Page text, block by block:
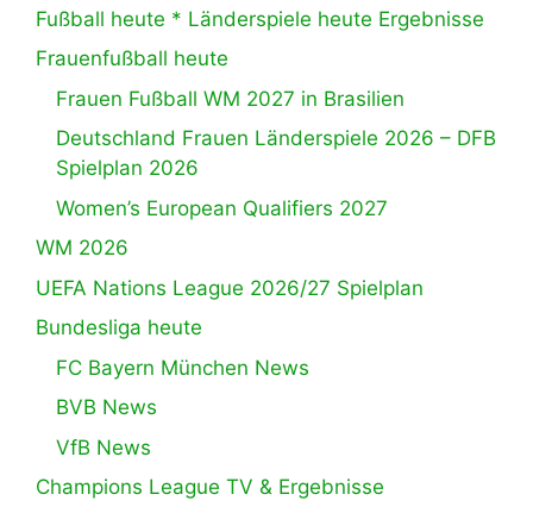
Fußball heute * Länderspiele heute Ergebnisse
Frauenfußball heute
Frauen Fußball WM 2027 in Brasilien
Deutschland Frauen Länderspiele 2026 – DFB
Spielplan 2026
Women’s European Qualifiers 2027
WM 2026
UEFA Nations League 2026/27 Spielplan
Bundesliga heute
FC Bayern München News
BVB News
VfB News
Champions League TV & Ergebnisse